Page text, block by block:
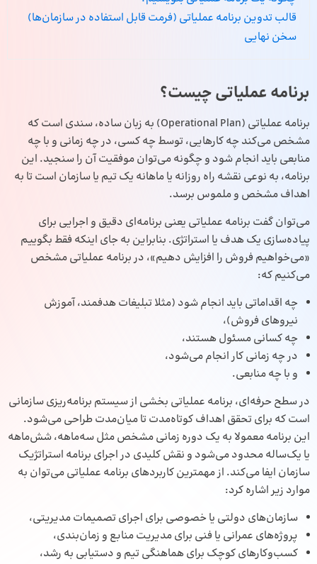
قالب تدوین برنامه عملیاتی (فرمت قابل استفاده در سازمان‌ها)
سخن نهایی
برنامه عملیاتی چیست؟
برنامه عملیاتی (Operational Plan) به زبان ساده، سندی است که
مشخص می‌کند چه کارهایی، توسط چه کسی، در چه زمانی و با چه
منابعی باید انجام شود و چگونه می‌توان موفقیت آن را سنجید. این
برنامه، به نوعی نقشه راه روزانه یا ماهانه یک تیم یا سازمان است تا به
اهداف مشخص و ملموس برسد.
می‌توان گفت برنامه عملیاتی یعنی برنامه‌ای دقیق و اجرایی برای
پیاده‌سازی یک هدف یا استراتژی. بنابراین به جای اینکه فقط بگوییم
«می‌خواهیم فروش را افزایش دهیم»، در برنامه عملیاتی مشخص
می‌کنیم که:
چه اقداماتی باید انجام شود (مثلا تبلیغات هدفمند، آموزش
نیروهای فروش)،
چه کسانی مسئول هستند،
در چه زمانی کار انجام می‌شود،
و با چه منابعی.
در سطح حرفه‌ای، برنامه عملیاتی بخشی از سیستم برنامه‌ریزی سازمانی
است که برای تحقق اهداف کوتاه‌مدت تا میان‌مدت طراحی می‌شود.
این برنامه معمولا به یک دوره زمانی مشخص مثل سه‌ماهه، شش‌ماهه
یا یک‌ساله محدود می‌شود و نقش کلیدی در اجرای برنامه استراتژیک
سازمان ایفا می‌کند. از مهمترین کاربردهای برنامه عملیاتی می‌توان به
موارد زیر اشاره کرد:
سازمان‌های دولتی یا خصوصی برای اجرای تصمیمات مدیریتی،
پروژه‌های عمرانی یا فنی برای مدیریت منابع و زمان‌بندی،
کسب‌وکارهای کوچک برای هماهنگی تیم و دستیابی به رشد،